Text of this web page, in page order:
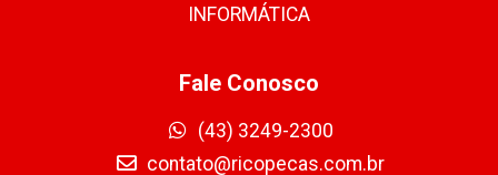
INFORMÁTICA
Fale Conosco
(43) 3249-2300
contato@ricopecas.com.br